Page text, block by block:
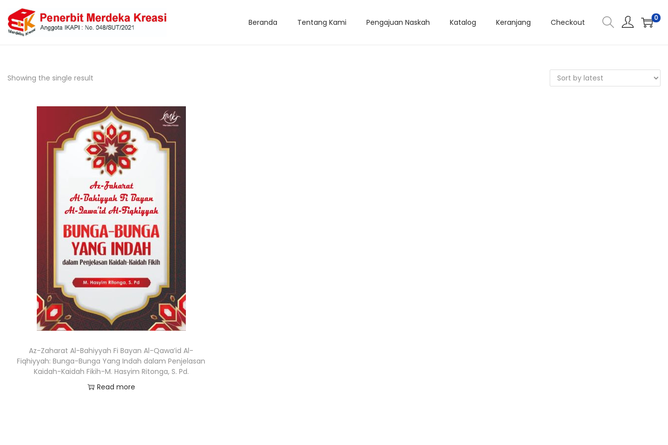
Beranda Tentang Kami Pengajuan Naskah Katalog Keranjang Checkout 0
Showing the single result
Az-Zaharat Al-Bahiyyah Fi Bayan Al-Qawa’id Al-
Fiqhiyyah: Bunga-Bunga Yang Indah dalam Penjelasan
Kaidah-Kaidah Fikih-M. Hasyim Ritonga, S. Pd.
Read more